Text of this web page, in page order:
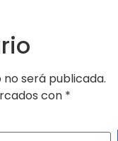
será publicada.
con *